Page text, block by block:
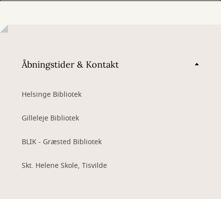
Åbningstider & Kontakt
Helsinge Bibliotek
Gilleleje Bibliotek
BLIK - Græsted Bibliotek
Skt. Helene Skole, Tisvilde